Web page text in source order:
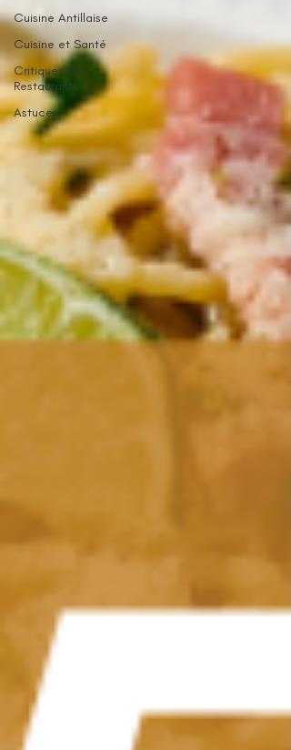
Cuisine Antillaise
Cuisine et Santé
Critiques de
Restaurants
Astuces